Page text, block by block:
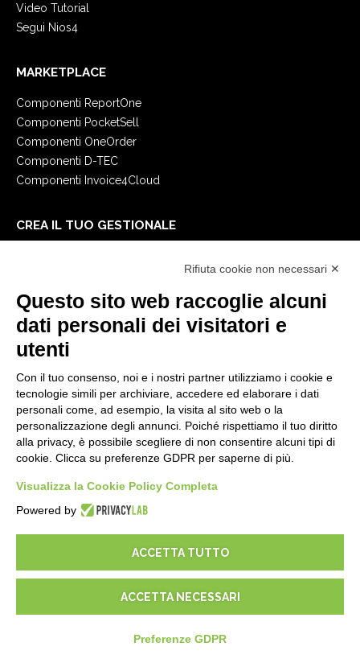
Video Tutorial
Segui Nios4
MARKETPLACE
Componenti ReportOne
Componenti PocketSell
Componenti OneOrder
Componenti D-TEC
Componenti Invoice4Cloud
CREA IL TUO GESTIONALE
E-Book
Blog
NOTE LEGALI
Informative Privacy
Security Policy
Documentazione contrattuale e GDPR
Condizioni generali di fornitura
Condizioni di vendita
Condizioni del servizio di supporto
Impostazioni cookie
- USD
Rifiuta cookie non necessari ✕
Questo sito web raccoglie alcuni
dati personali dei visitatori e
utenti
Con il tuo consenso, noi e i nostri partner utilizziamo i cookie e
tecnologie simili per archiviare, accedere ed elaborare i dati
personali come, ad esempio, la visita al sito web o la
personalizzazione degli annunci. Poiché rispettiamo il tuo diritto
alla privacy, è possibile scegliere di non consentire alcuni tipi di
cookie. Clicca su preferenze GDPR per saperne di più.
Visualizza la Cookie Policy Completa
Powered by
ACCETTA TUTTO
ACCETTA NECESSARI
Preferenze GDPR